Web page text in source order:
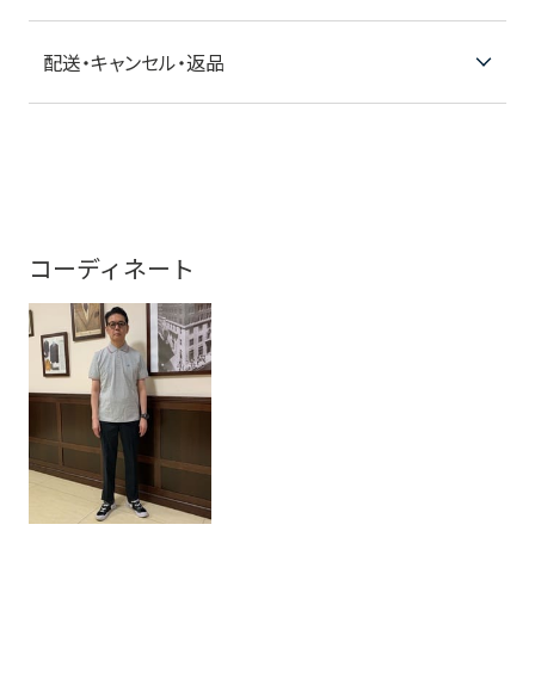
配送・キャンセル・返品
コーディネート